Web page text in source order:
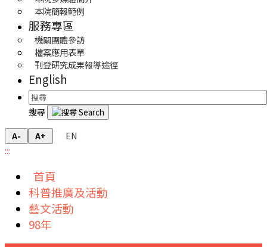
本院簡報範例
服務專區
機關團體參訪
檔案應用表單
刊登研究成果報導途徑
English
搜尋
A- A+
EN
:::
首頁
科普推廣及活動
藝文活動
98年